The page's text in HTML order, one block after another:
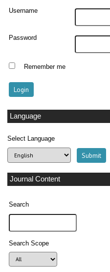
Username
Password
Remember me
Language
Select Language
Journal Content
Search
Search Scope